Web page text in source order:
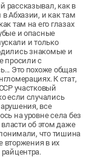
рассказывал, как в
Абхазии, и как там
там на его глазах
и опасные
и только
знакомые и
просили с
Это похоже общая
К стат,
участковый
если случались
все
на уровне села без
власти об этом даже
что тишина
вторжения в их